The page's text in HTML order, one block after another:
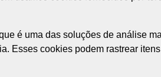
é uma das soluções de análise
Esses cookies podem rastrear